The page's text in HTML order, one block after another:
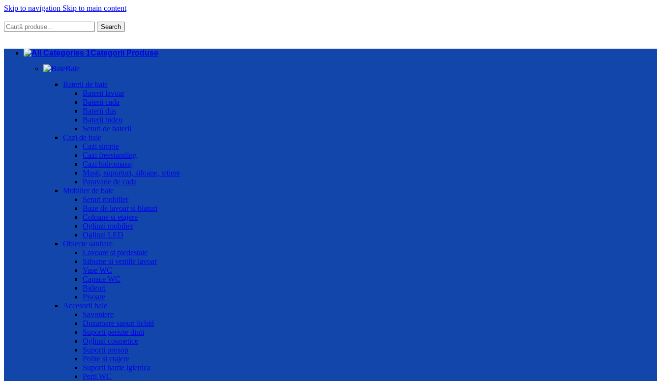
Skip to navigation Skip to main content
Search
Categorii Produse
Baie
Baterii de baie
Baterii lavoar
Baterii cada
Baterii dus
Baterii bideu
Seturi de baterii
Cazi de baie
Cazi simple
Cazi freestanding
Cazi hidromasaj
Masti, suporturi, sifoane, tetiere
Paravane de cada
Mobilier de baie
Seturi mobilier
Baze de lavoar si blaturi
Coloane si etajere
Oglinzi mobilier
Oglinzi LED
Obiecte sanitare
Lavoare si piedestale
Sifoane si ventile lavoar
Vase WC
Capace WC
Bideuri
Pisoare
Accesorii baie
Savoniere
Dozatoare sapun lichid
Suporti periute dinti
Oglinzi cosmetice
Suporti prosop
Polite si etajere
Suporti hartie igienica
Perii WC